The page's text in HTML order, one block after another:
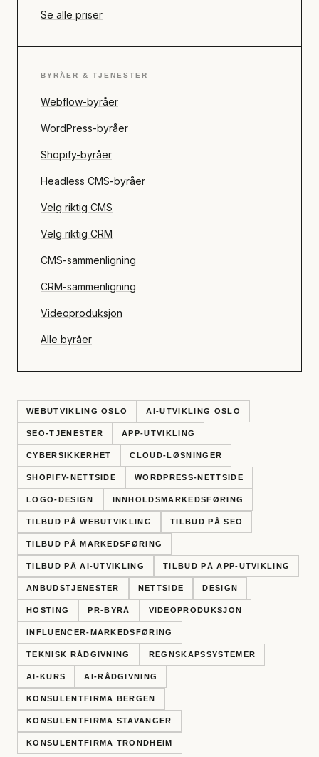
Se alle priser
BYRÅER & TJENESTER
Webflow-byråer
WordPress-byråer
Shopify-byråer
Headless CMS-byråer
Velg riktig CMS
Velg riktig CRM
CMS-sammenligning
CRM-sammenligning
Videoproduksjon
Alle byråer
WEBUTVIKLING OSLO AI-UTVIKLING OSLO
SEO-TJENESTER APP-UTVIKLING
CYBERSIKKERHET CLOUD-LØSNINGER
SHOPIFY-NETTSIDE WORDPRESS-NETTSIDE
LOGO-DESIGN INNHOLDSMARKEDSFØRING
TILBUD PÅ WEBUTVIKLING TILBUD PÅ SEO
TILBUD PÅ MARKEDSFØRING
TILBUD PÅ AI-UTVIKLING TILBUD PÅ APP-UTVIKLING
ANBUDSTJENESTER NETTSIDE DESIGN
HOSTING PR-BYRÅ VIDEOPRODUKSJON
INFLUENCER-MARKEDSFØRING
TEKNISK RÅDGIVNING REGNSKAPSSYSTEMER
AI-KURS AI-RÅDGIVNING
KONSULENTFIRMA BERGEN
KONSULENTFIRMA STAVANGER
KONSULENTFIRMA TRONDHEIM